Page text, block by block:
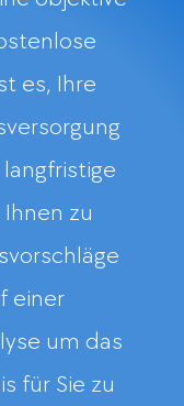
es, Ihre
zu
einer
um das
für Sie zu